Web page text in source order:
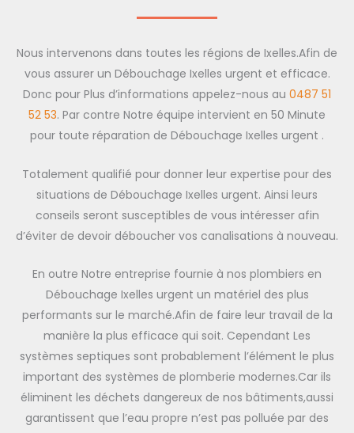
Nous intervenons dans toutes les régions de Ixelles.Afin de
vous assurer un Débouchage Ixelles urgent et efficace.
Donc pour Plus d’informations appelez-nous au 0487 51
52 53. Par contre Notre équipe intervient en 50 Minute
pour toute réparation de Débouchage Ixelles urgent .
Totalement qualifié pour donner leur expertise pour des
situations de Débouchage Ixelles urgent. Ainsi leurs
conseils seront susceptibles de vous intéresser afin
d’éviter de devoir déboucher vos canalisations à nouveau.
En outre Notre entreprise fournie à nos plombiers en
Débouchage Ixelles urgent un matériel des plus
performants sur le marché.Afin de faire leur travail de la
manière la plus efficace qui soit. Cependant Les
systèmes septiques sont probablement l’élément le plus
important des systèmes de plomberie modernes.Car ils
éliminent les déchets dangereux de nos bâtiments,aussi
garantissent que l’eau propre n’est pas polluée par des